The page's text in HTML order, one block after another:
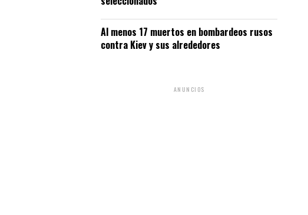
Al menos 17 muertos en bombardeos rusos
contra Kiev y sus alrededores
ANUNCIOS